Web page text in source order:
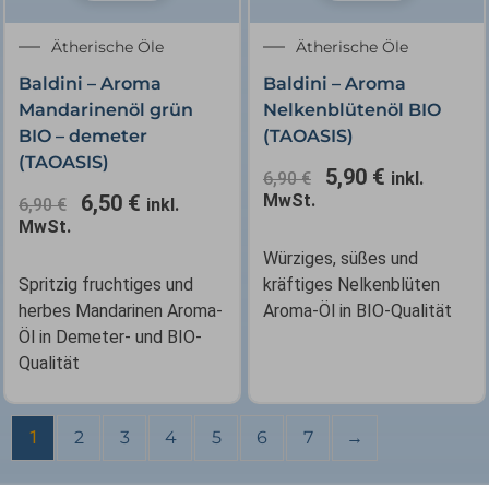
Ätherische Öle
Baldini – Aroma
Mandarinenöl grün
BIO – demeter
(TAOASIS)
6,90€
Ursprünglicher
Preis
war:
6,90 €
6,50 €
Aktueller
ist:
6,50 €.
inkl.
MwSt.
Spritzig fruchtiges und
herbes Mandarinen Aroma-
Öl in Demeter- und BIO-
Qualität
Ätherische Öle
Baldini – Aroma
Nelkenblütenöl BIO
(TAOASIS)
6,90€
Ursprünglicher
Preis
war:
6,90 €
5,90 €
Aktueller
ist:
5,90 €.
inkl.
MwSt.
Würziges, süßes und
kräftiges Nelkenblüten
Aroma-Öl in BIO-Qualität
1 2 3 4 5 6 7 →